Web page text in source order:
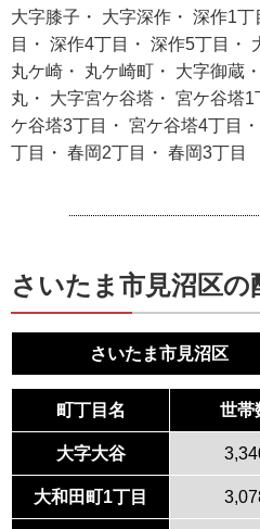
大字膝子・ 大字深作・ 深作1
目・ 深作4丁目・ 深作5丁目・
丸ケ崎・ 丸ケ崎町・ 大字御蔵
丸・ 大字宮ケ谷塔・ 宮ケ谷塔
ケ谷塔3丁目・ 宮ケ谷塔4丁目
丁目・ 春岡2丁目・ 春岡3丁目
さいたま市見沼区の
さいたま市見沼区
町丁目名 世帯
大字大谷
大和田町1丁目